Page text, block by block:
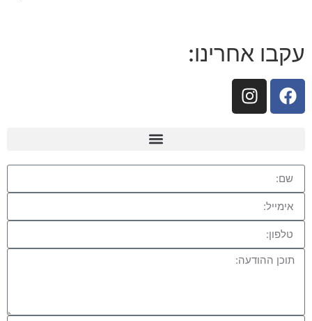
עקבו אחרינו: